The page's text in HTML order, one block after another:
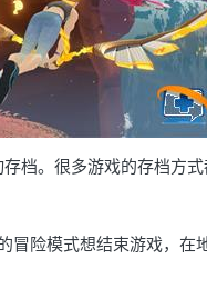
档。很多游戏的存档方
冒险模式想结束游戏，在